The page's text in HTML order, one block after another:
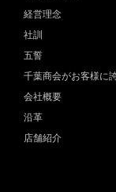
経営理念
社訓
五誓
千葉商会がお客様に
会社概要
沿革
店舗紹介